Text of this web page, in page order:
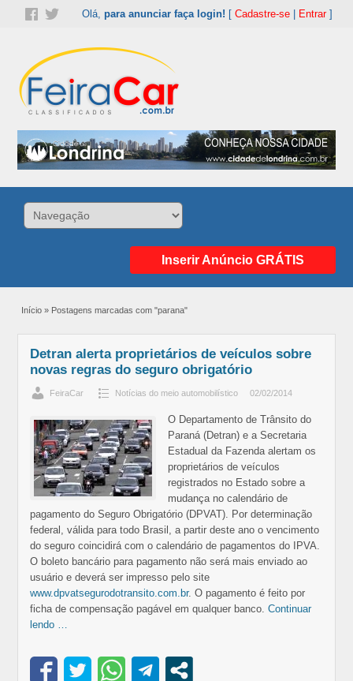
Olá, para anunciar faça login! [ Cadastre-se| Entrar]
Inserir Anúncio GRÁTIS
Início » Postagens marcadas com "parana"
Detran alerta proprietários de veículos sobre
novas regras do seguro obrigatório
FeiraCar Notícias do meio automobilístico 02/02/2014
O Departamento de Trânsito do
Paraná (Detran) e a Secretaria
Estadual da Fazenda alertam os
proprietários de veículos
registrados no Estado sobre a
mudança no calendário de
pagamento do Seguro Obrigatório (DPVAT). Por determinação
federal, válida para todo Brasil, a partir deste ano o vencimento
do seguro coincidirá com o calendário de pagamentos do IPVA.
O boleto bancário para pagamento não será mais enviado ao
usuário e deverá ser impresso pelo site
www.dpvatsegurodotransito.com.br. O pagamento é feito por
ficha de compensação pagável em qualquer banco.Continuar
lendo …